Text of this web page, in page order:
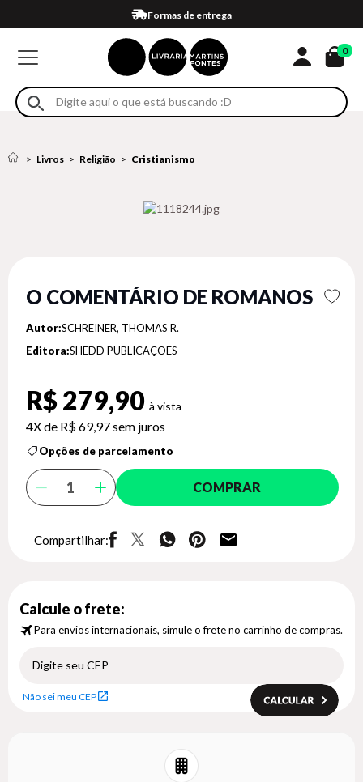
Formas de entrega
Compra 100% segura
Em até 4x sem juros no cartão*
Retire na loja
Eventos
0
Livros Religião Cristianismo
O COMENTÁRIO DE ROMANOS
Autor:SCHREINER, THOMAS R.
Editora:SHEDD PUBLICAÇOES
R$ 279,90
4X de R$ 69,97sem juros
Opções de parcelamento
COMPRAR
Compartilhar:
Calcule o frete:
Para envios internacionais, simule o frete no carrinho de compras.
Não sei meu CEP